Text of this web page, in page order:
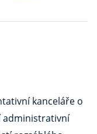
kanceláře o
administrativní